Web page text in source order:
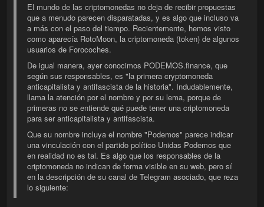
El mundo de las criptomonedas no deja de recibir propuestas
que a menudo parecen disparatadas, y es algo que incluso va
a más con el paso del tiempo. Recientemente, hemos visto
como aparecía RotoMoon, la criptomoneda (token) de algunos
usuarios de Forocoches.
De igual manera, ayer conocimos PODEMOS.finance, que
según sus responsables, es "la primera cryptomoneda
anticapitalista y antifascista de la historia". Indudablemente,
llama la atención por el nombre y por su lema, porque de
primeras no se entiende qué puede tener una criptomoneda
para ser anticapitalista y antifascista.
Que su nombre incluya el nombre "Podemos" parece indicar
una vinculación con el partido político Unidas Podemos que
en realidad no es tal. Es algo que los responsables de la
criptomoneda no indican de forma visible en su web, pero sí
en la descripción de su canal de Telegram asociado, que reza
lo siguiente: